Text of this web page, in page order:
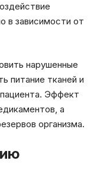
в зависимости от
нарушенные
питание тканей и
Эффект
а
организма.